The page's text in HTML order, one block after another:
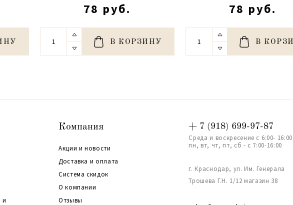
78 руб.
В КОРЗИНУ
78 руб.
В
и
Компания
Акции и новости
Доставка и оплата
Система скидок
О компании
Отзывы
+ 7 (918) 699-97-87
Среда и воскресение с 6:00-
пн, вт, чт, пт, сб - с 7:00-16:00
г. Краснодар, ул. Им. Генерала
Трошева Г.Н. 1/12 магазин 38